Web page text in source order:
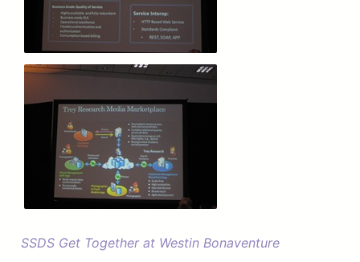
SSDS Get Together at Westin Bonaventure